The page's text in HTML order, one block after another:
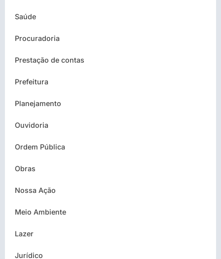
Saúde
Procuradoria
Prestação de contas
Prefeitura
Planejamento
Ouvidoria
Ordem Pública
Obras
Nossa Ação
Meio Ambiente
Lazer
Jurídico